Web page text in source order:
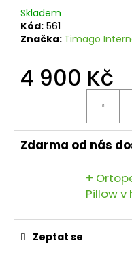
Skladem
Kód: 561
Značka: Timago
4 900 Kč
Zdarma od nás
+
Pillowv
Zeptat se
č
u
e
m